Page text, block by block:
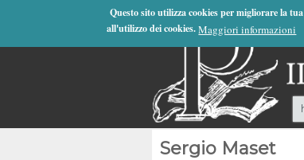
Questo sito utilizza cookies per migliorare la
all'utilizzo dei cookies. Maggiori informazioni
Sergio Maset